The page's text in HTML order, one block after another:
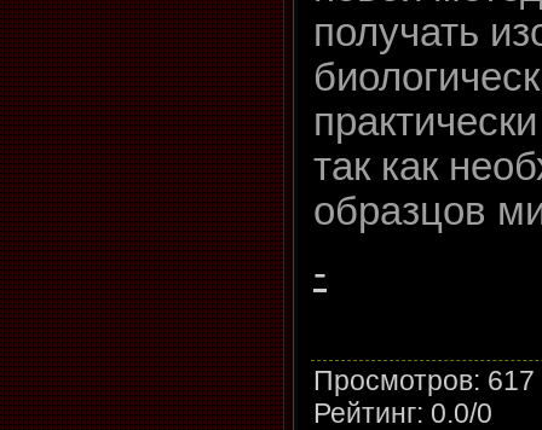
получать
так как
образцов
-
Просмотров:
Рейтинг: 0.0/0